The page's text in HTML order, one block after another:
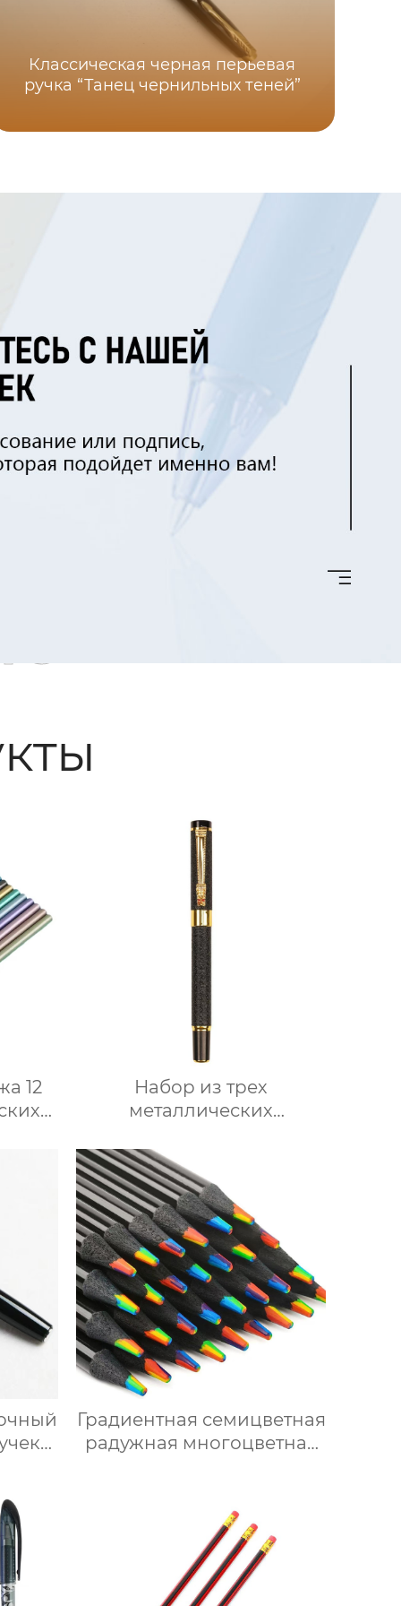
Классическая черная перьевая
ручка “Танец чернильных теней”
12
Набор из трех
металлических
наконечник темный
наконечник изогнутый
наконечник набор в
подарочной упаковке
перьевой ручки
Градиентная семицветная
радужная многоцветная